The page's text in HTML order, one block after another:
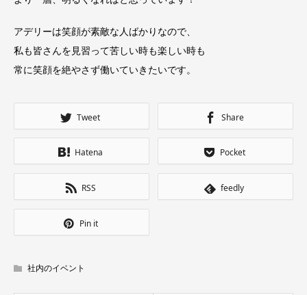
アデリーは笑顔が素敵な人ばかりなので、
私も皆さんを見習って苦しい時も楽しい時も
常に笑顔を絶やさず働いていきたいです。
Tweet Share
Hatena Pocket
RSS feedly
Pin it
社内のイベント